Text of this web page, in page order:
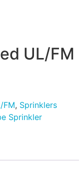
UL/FM
FM, Sprinklers
Sprinkler